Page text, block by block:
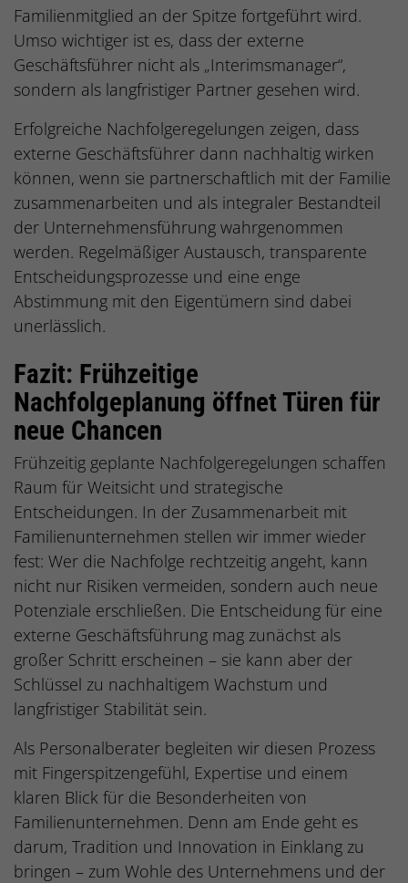
Familienmitglied an der Spitze fortgeführt wird.
Umso wichtiger ist es, dass der externe
Geschäftsführer nicht als „Interimsmanager“,
sondern als langfristiger Partner gesehen wird.
Erfolgreiche Nachfolgeregelungen zeigen, dass
externe Geschäftsführer dann nachhaltig wirken
können, wenn sie partnerschaftlich mit der Familie
zusammenarbeiten und als integraler Bestandteil
der Unternehmensführung wahrgenommen
werden. Regelmäßiger Austausch, transparente
Entscheidungsprozesse und eine enge
Abstimmung mit den Eigentümern sind dabei
unerlässlich.
Fazit: Frühzeitige
Nachfolgeplanung öffnet Türen für
neue Chancen
Frühzeitig geplante Nachfolgeregelungen schaffen
Raum für Weitsicht und strategische
Entscheidungen. In der Zusammenarbeit mit
Familienunternehmen stellen wir immer wieder
fest: Wer die Nachfolge rechtzeitig angeht, kann
nicht nur Risiken vermeiden, sondern auch neue
Potenziale erschließen. Die Entscheidung für eine
externe Geschäftsführung mag zunächst als
großer Schritt erscheinen – sie kann aber der
Schlüssel zu nachhaltigem Wachstum und
langfristiger Stabilität sein.
Als Personalberater begleiten wir diesen Prozess
mit Fingerspitzengefühl, Expertise und einem
klaren Blick für die Besonderheiten von
Familienunternehmen. Denn am Ende geht es
darum, Tradition und Innovation in Einklang zu
bringen – zum Wohle des Unternehmens und der